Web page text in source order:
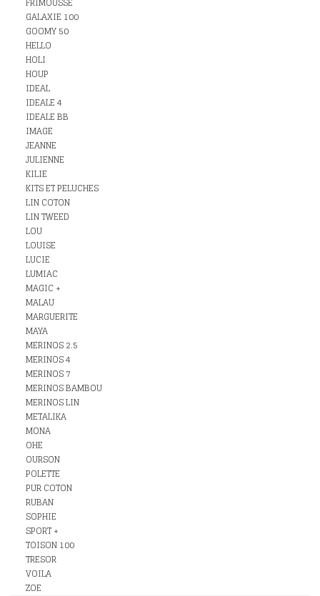
GALAXIE 100
GOOMY 50
HELLO
HOLI
HOUP
IDEAL
IDEALE 4
IDEALE BB
IMAGE
JEANNE
JULIENNE
KILIE
KITS ET PELUCHES
LIN COTON
LIN TWEED
LOU
LOUISE
LUCIE
LUMIAC
MAGIC +
MALAU
MARGUERITE
MAYA
MERINOS 2.5
MERINOS 4
MERINOS 7
MERINOS BAMBOU
MERINOS LIN
METALIKA
MONA
OHE
OURSON
POLETTE
PUR COTON
RUBAN
SOPHIE
SPORT +
TOISON 100
TRESOR
VOILA
ZOE